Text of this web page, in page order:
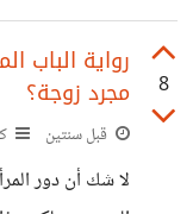
مختلفًا، أو لو
تخصصًا مختلفًا،
مكتئبة ترى أن
تُمنح فرصة تجربة
8
رواية الباب
مجرد زوجة؟
قبل سنتين
لا شك أن دور